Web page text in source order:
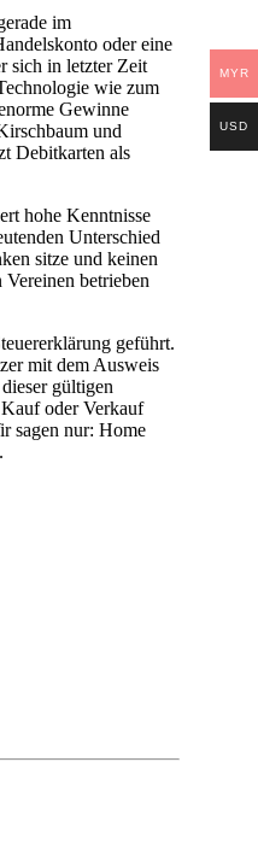
im
oder eine
sich in letzter Zeit
wie zum
Gewinne
und
Debitkarten als
hohe Kenntnisse
Unterschied
sitze und keinen
betrieben
geführt.
mit dem Ausweis
gültigen
oder Verkauf
sagen nur: Home
MYR
USD